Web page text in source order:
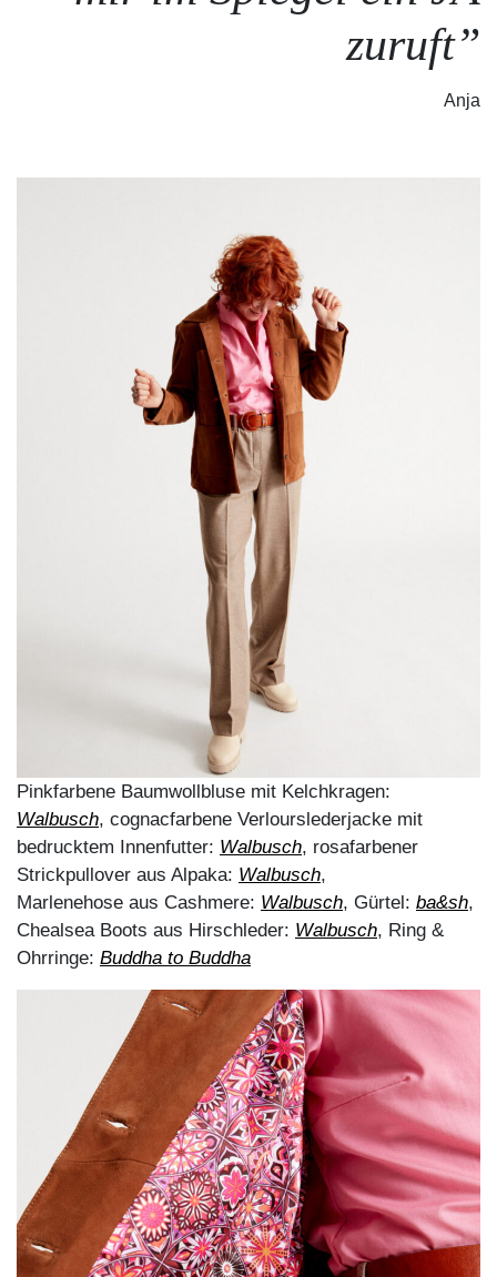
STYLING-TIPP
Weite Marlenehosen sehen auch an kleinen
Frauen toll aus. Wichtig ist, dass die Hose eine
hohe Taille hat und der Hosensaum den Schuh
knapp überdeckt. Die akzentuierte Bügelfalte
sorgt für eine fließende Silhouette.
Mit einem Klick auf die Produktbilder,
kannst du die Outfits ganz einfach
HIERgeht es zum
Onlineshop vonWALBUSCH